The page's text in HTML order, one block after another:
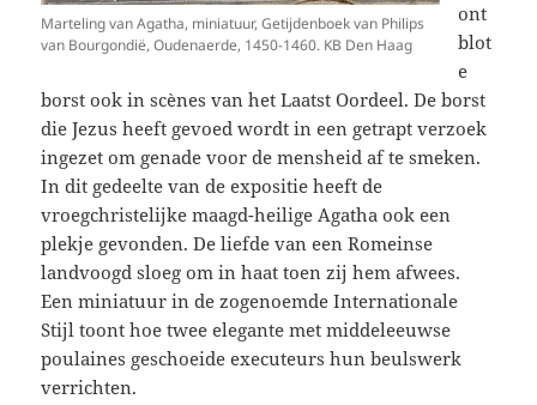
Marteling van Agatha, miniatuur, Getijdenboek van Philips
van Bourgondië, Oudenaerde, 1450-1460. KB Den Haag
ont
blot
e
borst ook in scènes van het Laatst Oordeel. De borst
die Jezus heeft gevoed wordt in een getrapt verzoek
ingezet om genade voor de mensheid af te smeken.
In dit gedeelte van de expositie heeft de
vroegchristelijke maagd-heilige Agatha ook een
plekje gevonden. De liefde van een Romeinse
landvoogd sloeg om in haat toen zij hem afwees.
Een miniatuur in de zogenoemde Internationale
Stijl toont hoe twee elegante met middeleeuwse
poulaines geschoeide executeurs hun beulswerk
verrichten.